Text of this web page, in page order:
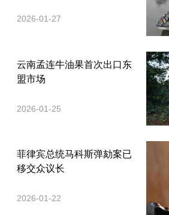
2026-01-27
云南孟连牛油果首次出口东
盟市场
2026-01-25
菲律宾总统马科斯弹劾案已
移交众议长
2026-01-22